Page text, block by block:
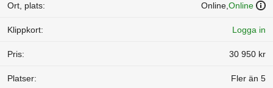
Online, Online
Logga in
30 950 kr
Fler än 5